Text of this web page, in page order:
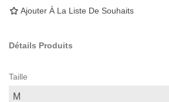
Ajouter À La Liste De Souhaits
Détails Produits
Taille